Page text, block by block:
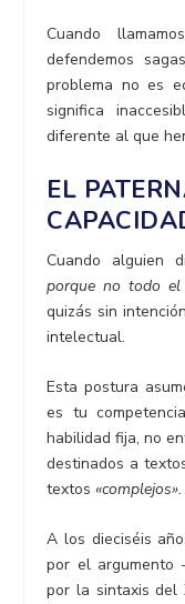
Cuando
defendemos
problema no es
significa
diferente al que
EL
Cuando alguien
porque no todo el
quizás sin
intelectual.
Esta postura
es tu
habilidad fija, no
destinados a
textos «complejos».
A los dieciséis
por el
por la sintaxis del